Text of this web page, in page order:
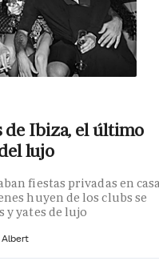
de Ibiza, el último
lujo
fiestas privadas en
huyen de los clubs se
y yates de lujo